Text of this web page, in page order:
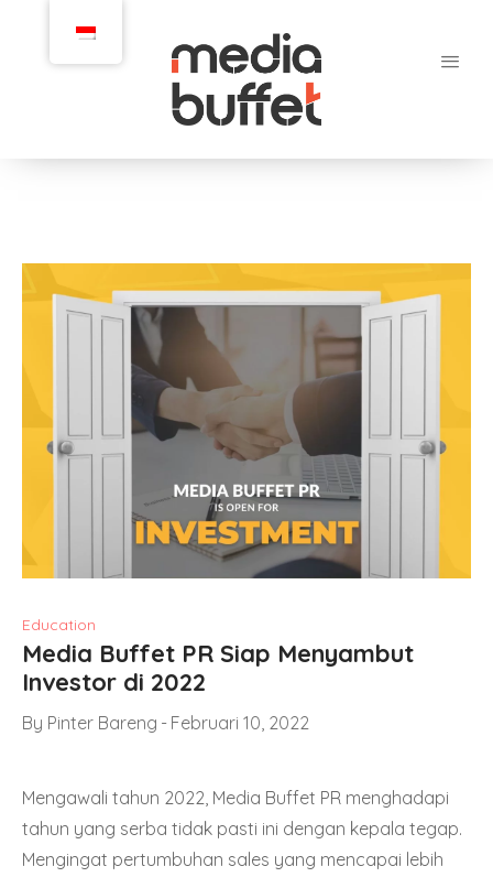
Education
Media Buffet PR Siap Menyambut
Investor di 2022
By Pinter Bareng Februari 10, 2022
Mengawali tahun 2022, Media Buffet PR menghadapi
tahun yang serba tidak pasti ini dengan kepala tegap.
Mengingat pertumbuhan sales yang mencapai lebih